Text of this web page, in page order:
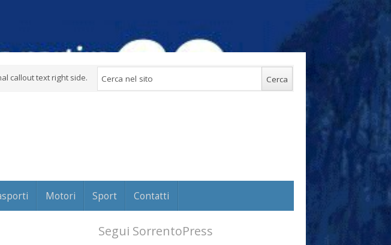
callout text right side.
Motori Sport Contatti
Segui SorrentoPress